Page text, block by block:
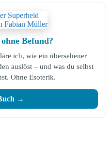
Befund?
ich, wie ein übersehener
auslöst – und was du selbst
Ohne Esoterik.
→